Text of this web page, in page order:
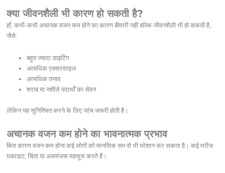
क्या जीवनशैली भी कारण हो सकती है?
हाँ, कभी-कभी अचानक वजन कम होने का कारण बीमारी नहीं बल्कि जीवनशैली भी हो सकती है,
जैसे:
बहुत ज्यादा डाइटिंग
अत्यधिक एक्सरसाइज
अत्यधिक तनाव
शराब या नशीले पदार्थों का सेवन
लेकिन यह सुनिश्चित करने के लिए जांच जरूरी होती है।
अचानक वजन कम होने का भावनात्मक प्रभाव
बिना कारण वजन कम होना कई लोगों को मानसिक रूप से भी परेशान कर सकता है। कई मरीज
घबराहट, चिंता या असमंजस महसूस करते हैं।